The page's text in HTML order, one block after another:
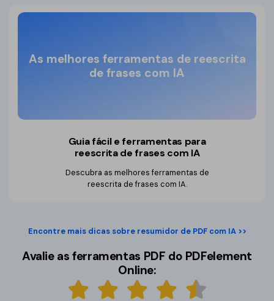
As melhores ferramentas de reescrita
de frases com IA
Guia fácil e ferramentas para
reescrita de frases com IA
Descubra as melhores ferramentas de
reescrita de frases com IA.
Encontre mais dicas sobre resumidor de PDF com IA >>
Avalie as ferramentas PDF do PDFelement
Online: